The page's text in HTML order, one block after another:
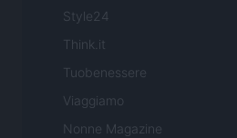
Style24
Think.it
Tuobenessere
Viaggiamo
Nonne Magazine